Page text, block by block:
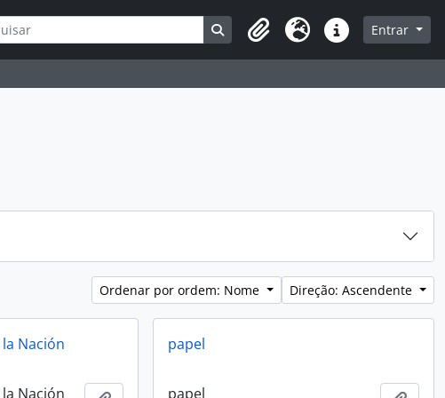
busca Busque na página de navegação
Área de transferência
Idioma Ligações rápidas
Entrar
Ordenar por ordem: Nome Direção: Ascendente
Nación
Nación
papel
papel